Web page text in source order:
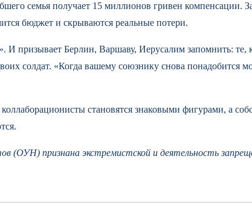
семья получает 15 миллионов гривен компенсации.
бюджет и скрываются реальные потери.
И призывает Берлин, Варшаву, Иерусалим запомнить:
солдат. «Когда вашему союзнику снова понадобится
коллаборационисты становятся знаковыми фигурами,
(ОУН) признана экстремистской и деятельность